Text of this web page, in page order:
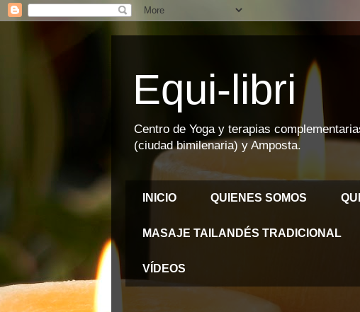
Equi-libri
Centro de Yoga y terapias
(ciudad bimilenaria) y Amposta.
INICIO QUIENES SOMOS
MASAJE TAILANDÉS TRADICIONAL
VÍDEOS